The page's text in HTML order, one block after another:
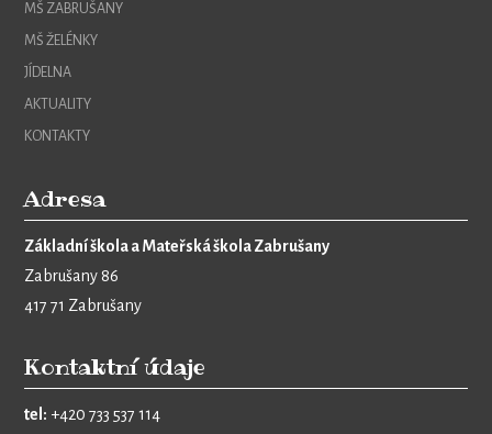
MŠ ZABRUŠANY
MŠ ŽELÉNKY
JÍDELNA
AKTUALITY
KONTAKTY
Adresa
Základní škola a Mateřská škola Zabrušany
Zabrušany 86
417 71 Zabrušany
Kontaktní údaje
tel: +420 733 537 114